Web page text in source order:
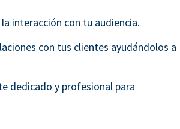
interacción con tu audiencia.
con tus clientes ayudándolos a
dedicado y profesional para